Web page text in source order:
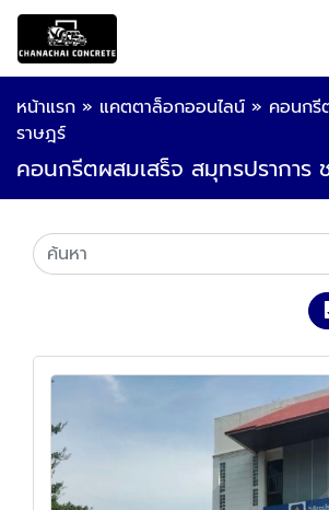
หน้าแรก » แคตตาล็อกออนไลน์ » คอนกรี
ราษฎร์
คอนกรีตผสมเสร็จ สมุทรปราการ